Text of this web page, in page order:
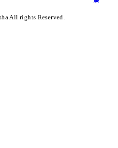
All rights Reserved.